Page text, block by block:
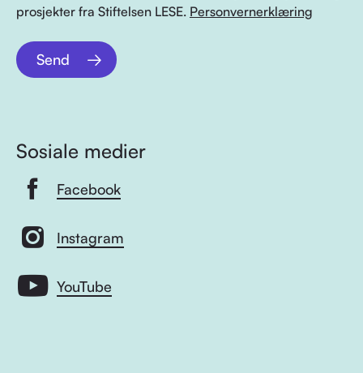
prosjekter fra Stiftelsen LESE. Personvernerklæring
Send
Sosiale medier
Facebook
Instagram
YouTube